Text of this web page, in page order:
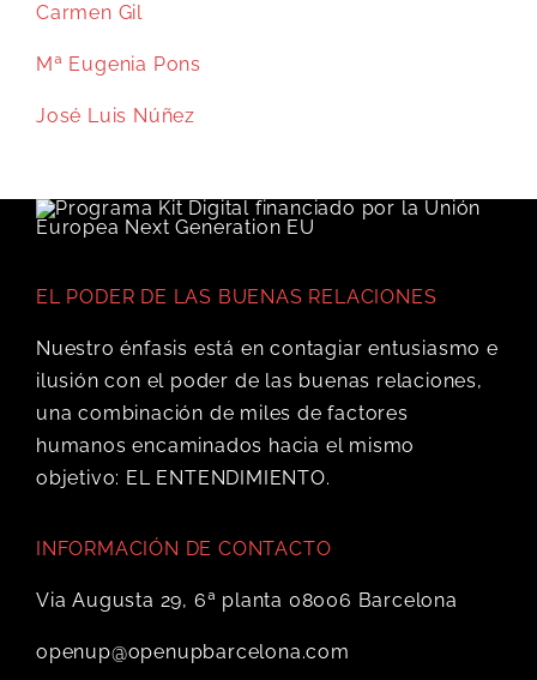
Carmen Gil
Mª Eugenia Pons
José Luis Núñez
EL PODER DE LAS BUENAS RELACIONES
Nuestro énfasis está en contagiar entusiasmo e
ilusión con el poder de las buenas relaciones,
una combinación de miles de factores
humanos encaminados hacia el mismo
objetivo: EL ENTENDIMIENTO.
INFORMACIÓN DE CONTACTO
Via Augusta 29, 6ª planta 08006 Barcelona
openup@openupbarcelona.com